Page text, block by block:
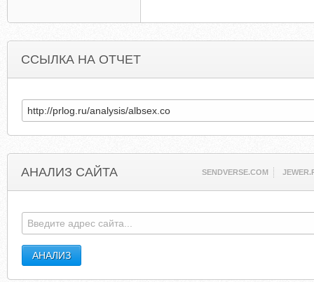
ССЫЛКА НА ОТЧЕТ
АНАЛИЗ САЙТА SENDVERSE.COM